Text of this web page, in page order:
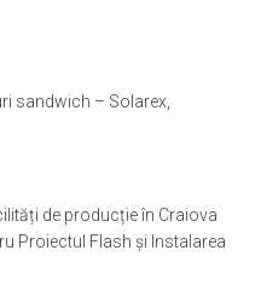
sandwich – Solarex,
de producție în Craiova
Proiectul Flash și Instalarea